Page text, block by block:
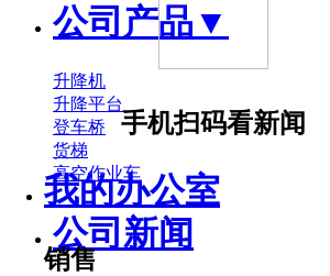
手机扫码看新闻
我的办公室
销售
公司产品▼
升降机
升降平台
登车桥
货梯
高空作业车
公司新闻